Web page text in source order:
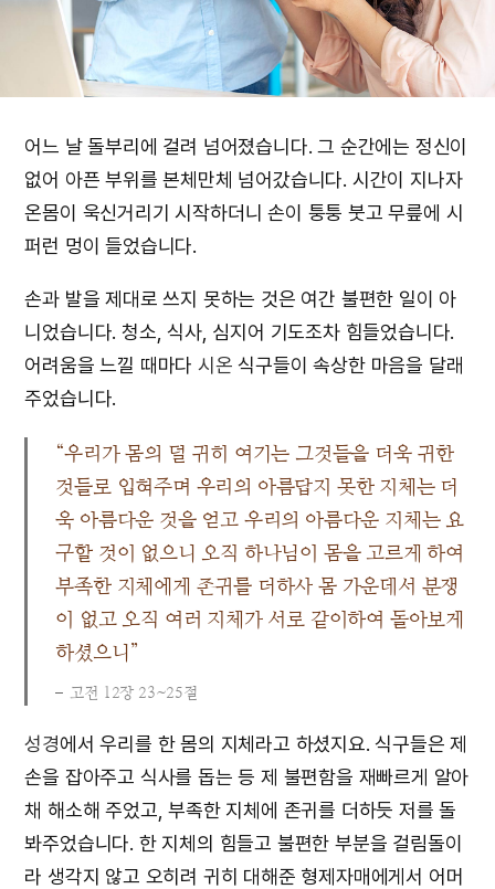
어느 날 돌부리에 걸려 넘어졌습니다. 그 순간에는 정신이
없어 아픈 부위를 본체만체 넘어갔습니다. 시간이 지나자
온몸이 욱신거리기 시작하더니 손이 퉁퉁 붓고 무릎에 시
퍼런 멍이 들었습니다.
손과 발을 제대로 쓰지 못하는 것은 여간 불편한 일이 아
니었습니다. 청소, 식사, 심지어 기도조차 힘들었습니다.
어려움을 느낄 때마다 시온 식구들이 속상한 마음을 달래
주었습니다.
“우리가 몸의 덜 귀히 여기는 그것들을 더욱 귀한
것들로 입혀주며 우리의 아름답지 못한 지체는 더
욱 아름다운 것을 얻고 우리의 아름다운 지체는 요
구할 것이 없으니 오직 하나님이 몸을 고르게 하여
부족한 지체에게 존귀를 더하사 몸 가운데서 분쟁
이 없고 오직 여러 지체가 서로 같이하여 돌아보게
하셨으니”
고전 12장 23~25절
성경에서 우리를 한 몸의 지체라고 하셨지요. 식구들은 제
손을 잡아주고 식사를 돕는 등 제 불편함을 재빠르게 알아
채 해소해 주었고, 부족한 지체에 존귀를 더하듯 저를 돌
봐주었습니다. 한 지체의 힘들고 불편한 부분을 걸림돌이
라 생각지 않고 오히려 귀히 대해준 형제자매에게서 어머